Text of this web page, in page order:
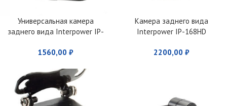
Универсальная камера
заднего вида Interpower IP-
1560,00 ₽
Камера заднего вида
Interpower IP-168HD
2200,00 ₽